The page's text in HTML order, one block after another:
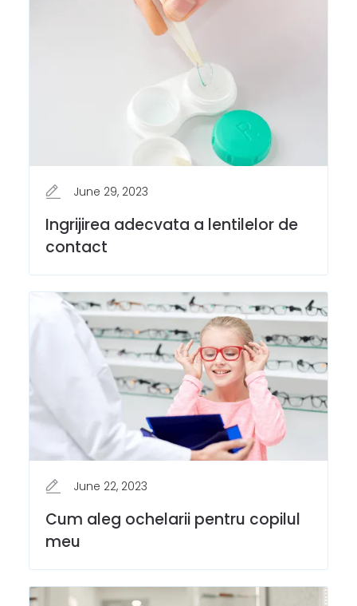
June 29, 2023
Ingrijirea adecvata a lentilelor de
contact
June 22, 2023
Cum aleg ochelarii pentru copilul
meu